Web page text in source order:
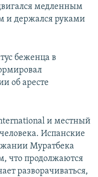
медленным
и держался руками
беженца в
об аресте
и местный
Испанские
Муратбека
что продолжаются
разворачиваться,